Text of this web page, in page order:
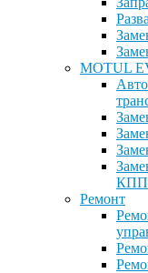
MOTUL
КПП
Ремонт